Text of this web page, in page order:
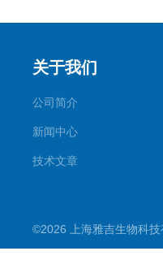
关于我们
公司简介
新闻中心
技术文章
©2026 上海雅吉生物科